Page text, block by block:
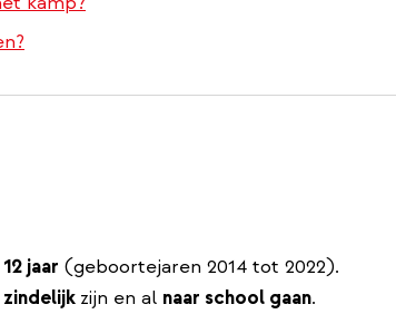
jaar (geboortejaren 2014 tot 2022).
zindelijk zijn en al naar school gaan.